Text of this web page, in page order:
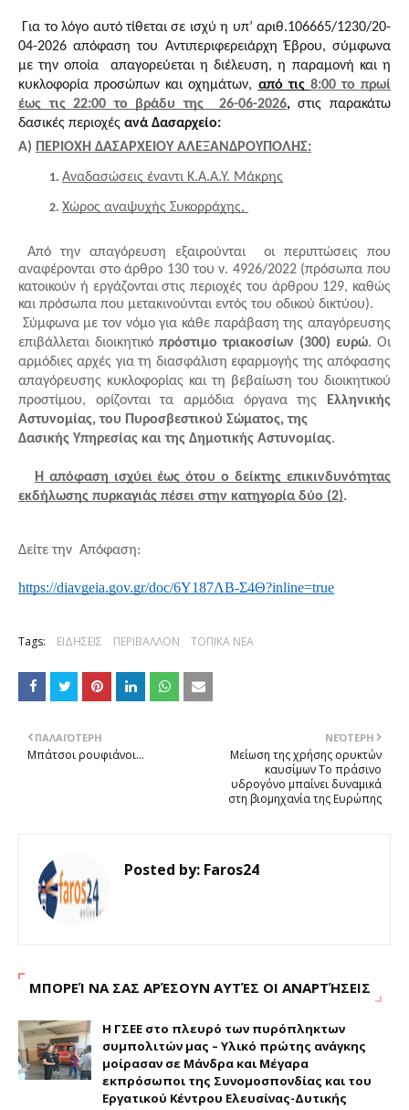
Για το λόγο αυτό τίθεται σε ισχύ η υπ’ αριθ.106665/1230/20-
04-2026 απόφαση του Αντιπεριφερειάρχη Έβρου, σύμφωνα
με την οποία  απαγορεύεται η διέλευση, η παραμονή και η
κυκλοφορία προσώπων και οχημάτων, από τις 8:00 το πρωί
έως τις 22:00 το βράδυ της  26-06-2026, στις παρακάτω
δασικές περιοχές ανά Δασαρχείο:
Α) ΠΕΡΙΟΧΗ ΔΑΣΑΡΧΕΙΟΥ ΑΛΕΞΑΝΔΡΟΥΠΟΛΗΣ:
Αναδασώσεις έναντι Κ.Α.Α.Υ. Μάκρης
Χώρος αναψυχής Συκορράχης,
Από την απαγόρευση εξαιρούνται  οι περιπτώσεις που
αναφέρονται στο άρθρο 130 του ν. 4926/2022 (πρόσωπα που
κατοικούν ή εργάζονται στις περιοχές του άρθρου 129, καθώς
και πρόσωπα που μετακινούνται εντός του οδικού δικτύου).
Σύμφωνα με τον νόμο για κάθε παράβαση της απαγόρευσης
επιβάλλεται διοικητικό πρόστιμο τριακοσίων (300) ευρώ. Οι
αρμόδιες αρχές για τη διασφάλιση εφαρμογής της απόφασης
απαγόρευσης κυκλοφορίας και τη βεβαίωση του διοικητικού
προστίμου, ορίζονται τα αρμόδια όργανα της
Ελληνικής
Αστυνομίας, του Πυροσβεστικού Σώματος, της
Δασικής Υπηρεσίας και της Δημοτικής Αστυνομίας.
Η απόφαση ισχύει έως ότου ο δείκτης επικινδυνότητας
εκδήλωσης πυρκαγιάς πέσει στην κατηγορία δύο (2).
Δείτε την  Απόφαση:
https://diavgeia.gov.gr/doc/6Υ187ΛΒ-Σ4Θ?inline=true
Tags: ΕΙΔΗΣΕΙΣ ΠΕΡΙΒΑΛΛΟΝ ΤΟΠΙΚΑ ΝΕΑ
ΝΕΌΤΕΡΗ
Μείωση της χρήσης ορυκτών
καυσίμων Το πράσινο
υδρογόνο μπαίνει δυναμικά
στη βιομηχανία της Ευρώπης
ΠΑΛΑΙΌΤΕΡΗ
Μπάτσοι ρουφιάνοι...
Posted by: Faros24
ΜΠΟΡΕΊ ΝΑ ΣΑΣ ΑΡΈΣΟΥΝ ΑΥΤΈΣ ΟΙ ΑΝΑΡΤΉΣΕΙΣ
H ΓΣΕΕ στο πλευρό των πυρόπληκτων
συμπολιτών μας – Υλικό πρώτης ανάγκης
μοίρασαν σε Μάνδρα και Μέγαρα
εκπρόσωποι της Συνομοσπονδίας και του
Εργατικού Κέντρου Ελευσίνας-Δυτικής